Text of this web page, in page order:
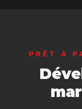
PRÊT À